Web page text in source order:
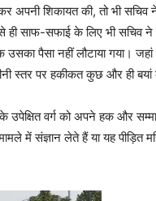
अपनी शिकायत की, तो भी
ही साफ-सफाई के लिए भी सचिव ने
पैसा नहीं लौटाया गया।
स्तर पर हकीकत कुछ और ही बयां
वर्ग को अपने हक और
में संज्ञान लेते हैं या यह पीड़ित